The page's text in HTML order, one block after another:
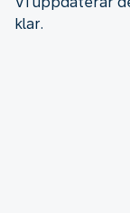
klar.